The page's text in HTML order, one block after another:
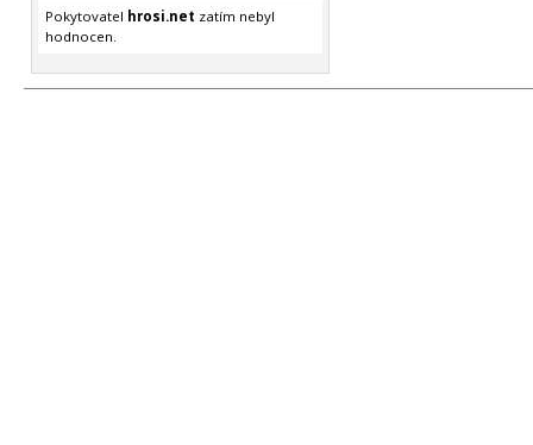
Pokytovatel hrosi.net zatím nebyl
hodnocen.